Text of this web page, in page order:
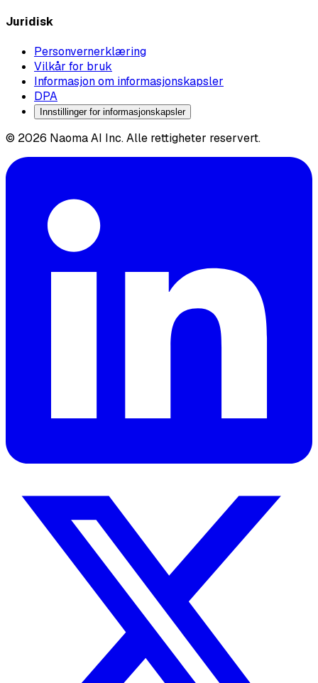
Juridisk
Personvernerklæring
Vilkår for bruk
Informasjon om informasjonskapsler
DPA
Innstillinger for informasjonskapsler
© 2026 Naoma AI Inc. Alle rettigheter reservert.